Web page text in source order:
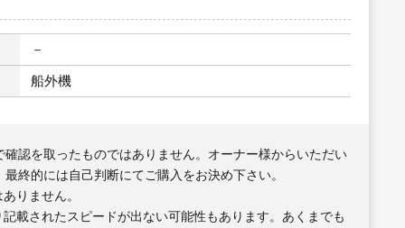
－
船外機
認を取ったものではありません。オーナー様からいただい
終的には自己判断にてご購入をお決め下さい。
りません。
載されたスピードが出ない可能性もあります。あくまでも